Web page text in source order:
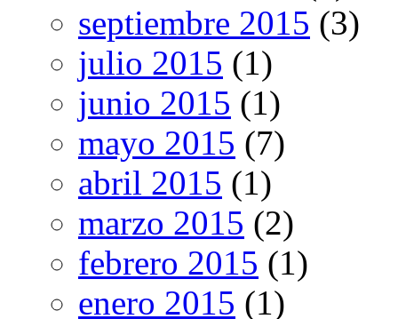
septiembre 2015 (3)
julio 2015 (1)
junio 2015 (1)
mayo 2015 (7)
abril 2015 (1)
marzo 2015 (2)
febrero 2015 (1)
enero 2015 (1)